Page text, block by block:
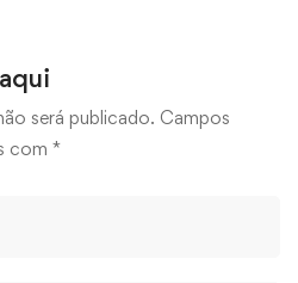
será publicado. Campos
com *